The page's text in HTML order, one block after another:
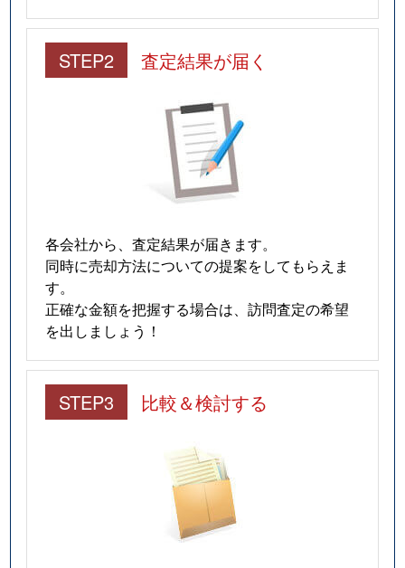
STEP2 査定結果が届く
各会社から、査定結果が届きます。
同時に売却方法についての提案をしてもらえま
す。
正確な金額を把握する場合は、訪問査定の希望
を出しましょう！
STEP3 比較＆検討する